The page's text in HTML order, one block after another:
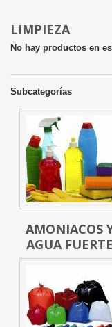
LIMPIEZA
No hay productos en
Subcategorías
AMONIACOS
AGUA FUERTE